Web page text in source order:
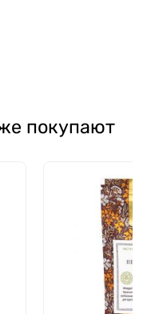
покупают